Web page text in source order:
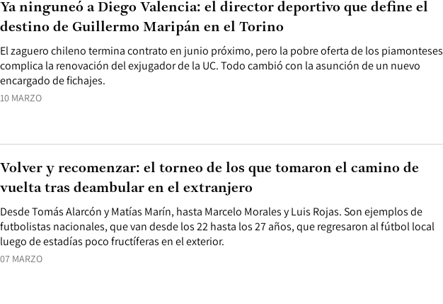
10 MARZO
El zaguero chileno termina contrato en junio próximo, pero la pobre oferta de los piamonteses
complica la renovación del exjugador de la UC. Todo cambió con la asunción de un nuevo
encargado de fichajes.
Ya ninguneó a Diego Valencia: el director deportivo que define el
destino de Guillermo Maripán en el Torino
07 MARZO
Desde Tomás Alarcón y Matías Marín, hasta Marcelo Morales y Luis Rojas. Son ejemplos de
futbolistas nacionales, que van desde los 22 hasta los 27 años, que regresaron al fútbol local
luego de estadías poco fructíferas en el exterior.
Volver y recomenzar: el torneo de los que tomaron el camino de
vuelta tras deambular en el extranjero